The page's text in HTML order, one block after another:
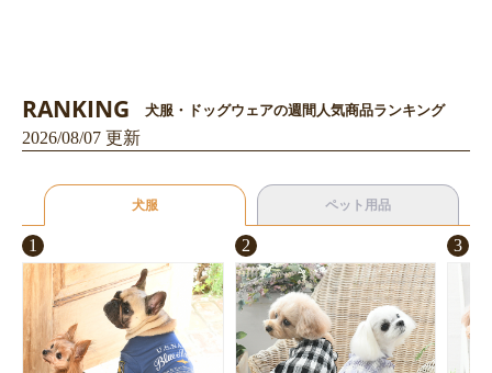
RANKING 犬服・ドッグウェアの週間人気商品ランキング
2026/08/07 更新
犬服 ペット用品
1 2 3